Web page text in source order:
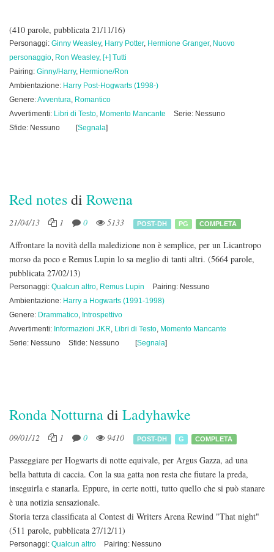
(410 parole, pubblicata 21/11/16)
Personaggi: Ginny Weasley, Harry Potter, Hermione Granger, Nuovo
personaggio, Ron Weasley, [+] Tutti
Pairing: Ginny/Harry, Hermione/Ron
Ambientazione: Harry Post-Hogwarts (1998-)
Genere:Avventura, Romantico
Avvertimenti: Libri di Testo, Momento Mancante
Serie: Nessuno
Sfide: Nessuno
[Segnala]
Red notesdi Rowena
21/04/13 1 0 5133 POST-DH PG COMPLETA
Affrontare la novità della maledizione non è semplice, per un Licantropo
morso da poco e Remus Lupin lo sa meglio di tanti altri. (5664 parole,
pubblicata 27/02/13)
Personaggi: Qualcun altro, Remus Lupin
Pairing: Nessuno
Ambientazione: Harry a Hogwarts (1991-1998)
Genere: Drammatico, Introspettivo
Avvertimenti: Informazioni JKR, Libri di Testo, Momento Mancante
Serie: Nessuno
Sfide: Nessuno [Segnala]
Ronda Notturnadi Ladyhawke
09/01/12 1 0 9410 POST-DH G COMPLETA
Passeggiare per Hogwarts di notte equivale, per Argus Gazza, ad una
bella battuta di caccia. Con la sua gatta non resta che fiutare la preda,
inseguirla e stanarla. Eppure, in certe notti, tutto quello che si può stanare
è una notizia sensazionale.
Storia terza classificata al Contest di Writers Arena Rewind "That night"
(511 parole, pubblicata 27/12/11)
Personaggi: Qualcun altro
Pairing: Nessuno